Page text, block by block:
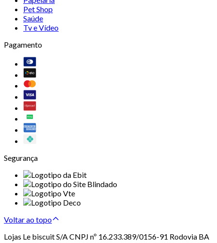
Pet Shop
Saúde
Tv e Vídeo
Pagamento
Segurança
Voltar ao topo
Lojas Le biscuit S/A CNPJ nº 16.233.389/0156-91 Rodovia BA